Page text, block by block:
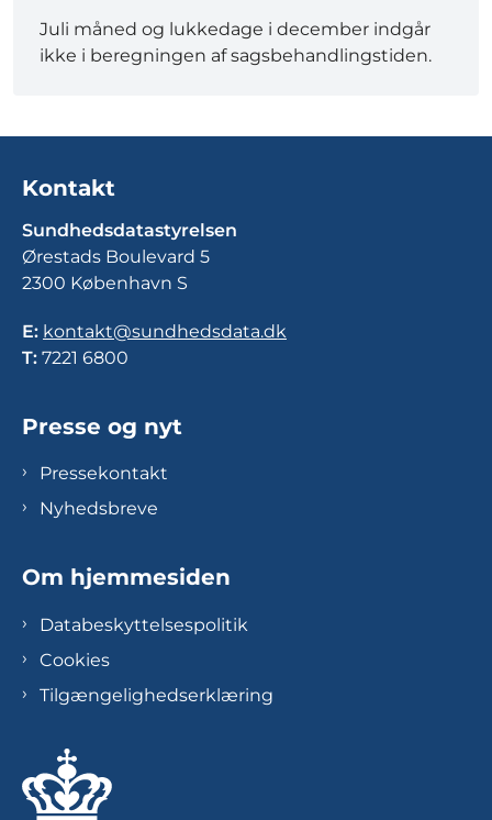
Juli måned og lukkedage i december indgår
ikke i beregningen af sagsbehandlingstiden.
Kontakt
Sundhedsdatastyrelsen
Ørestads Boulevard 5
2300 København S
E: kontakt@sundhedsdata.dk
T: 7221 6800
Presse og nyt
Pressekontakt
Nyhedsbreve
Om hjemmesiden
Databeskyttelsespolitik
Cookies
Tilgængelighedserklæring